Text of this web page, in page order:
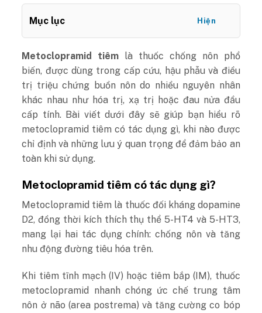
Mục lục Hiện
Metoclopramid tiêm là thuốc chống nôn phổ
biến, được dùng trong cấp cứu, hậu phẫu và điều
trị triệu chứng buồn nôn do nhiều nguyên nhân
khác nhau như hóa trị, xạ trị hoặc đau nửa đầu
cấp tính. Bài viết dưới đây sẽ giúp bạn hiểu rõ
metoclopramid tiêm có tác dụng gì, khi nào được
chỉ định và những lưu ý quan trọng để đảm bảo an
toàn khi sử dụng.
Metoclopramid tiêm có tác dụng gì?
Metoclopramid tiêm là thuốc đối kháng dopamine
D2, đồng thời kích thích thụ thể 5-HT4 và 5-HT3,
mang lại hai tác dụng chính: chống nôn và tăng
nhu động đường tiêu hóa trên.
Khi tiêm tĩnh mạch (IV) hoặc tiêm bắp (IM), thuốc
metoclopramid nhanh chóng ức chế trung tâm
nôn ở não (area postrema) và tăng cường co bóp